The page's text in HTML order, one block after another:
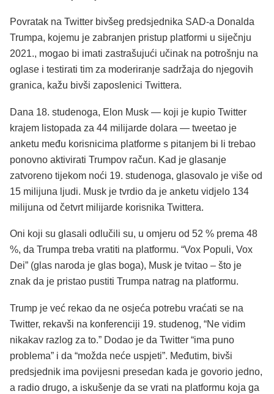
Povratak na Twitter bivšeg predsjednika SAD-a Donalda
Trumpa, kojemu je zabranjen pristup platformi u siječnju
2021., mogao bi imati zastrašujući učinak na potrošnju na
oglase i testirati tim za moderiranje sadržaja do njegovih
granica, kažu bivši zaposlenici Twittera.
Dana 18. studenoga, Elon Musk — koji je kupio Twitter
krajem listopada za 44 milijarde dolara — tweetao je
anketu među korisnicima platforme s pitanjem bi li trebao
ponovno aktivirati Trumpov račun. Kad je glasanje
zatvoreno tijekom noći 19. studenoga, glasovalo je više od
15 milijuna ljudi. Musk je tvrdio da je anketu vidjelo 134
milijuna od četvrt milijarde korisnika Twittera.
Oni koji su glasali odlučili su, u omjeru od 52 % prema 48
%, da Trumpa treba vratiti na platformu. “Vox Populi, Vox
Dei” (glas naroda je glas boga), Musk je tvitao – što je
znak da je pristao pustiti Trumpa natrag na platformu.
Trump je već rekao da ne osjeća potrebu vraćati se na
Twitter, rekavši na konferenciji 19. studenog, “Ne vidim
nikakav razlog za to.” Dodao je da Twitter “ima puno
problema” i da “možda neće uspjeti”. Međutim, bivši
predsjednik ima povijesni presedan kada je govorio jedno,
a radio drugo, a iskušenje da se vrati na platformu koja ga